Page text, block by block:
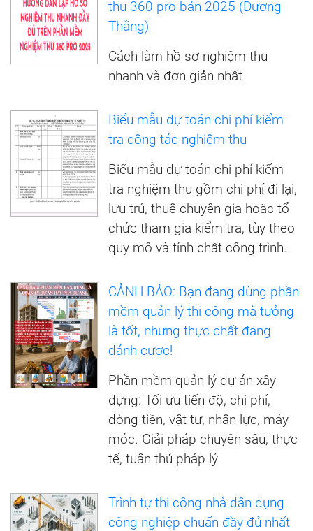
thu 360 pro bản 2025 (Dương
Thắng)
Cách làm hồ sơ nghiệm thu
nhanh và đơn giản nhất
Biểu mẫu dự toán chi phí kiểm
tra công tác nghiệm thu
Biểu mẫu dự toán chi phí kiểm
tra nghiệm thu gồm chi phí đi lại,
lưu trú, thuê chuyên gia hoặc tổ
chức tham gia kiểm tra, tùy theo
quy mô và tính chất công trình.
CẢNH BÁO: Bạn đang dùng phần
mềm quản lý thi công mà tưởng
là tốt, nhưng thực chất đang
đánh cược!
Phần mềm quản lý dự án xây
dựng: Tối ưu tiến độ, chi phí,
dòng tiền, vật tư, nhân lực, máy
móc. Giải pháp chuyên sâu, thực
tế, tuân thủ pháp lý
Trình tự thi công nhà dân dụng
công nghiệp chuẩn đầy đủ nhất